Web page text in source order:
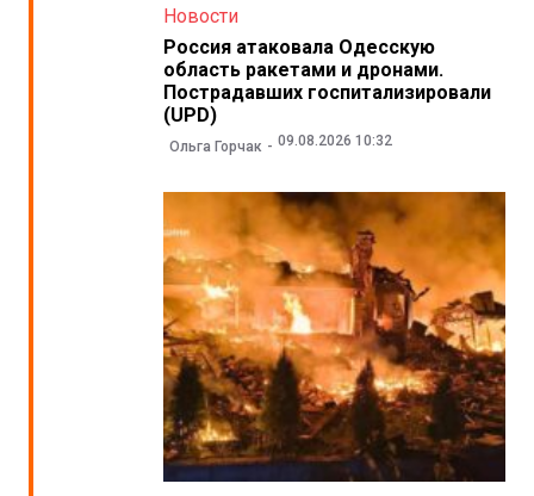
Новости
Россия атаковала Одесскую
область ракетами и дронами.
Пострадавших госпитализировали
(UPD)
Ольга Горчак 09.08.2026 10:32